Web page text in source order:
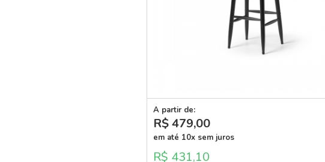
A partir de:
R$ 479,00
em até 10x sem juros
R$ 431,10